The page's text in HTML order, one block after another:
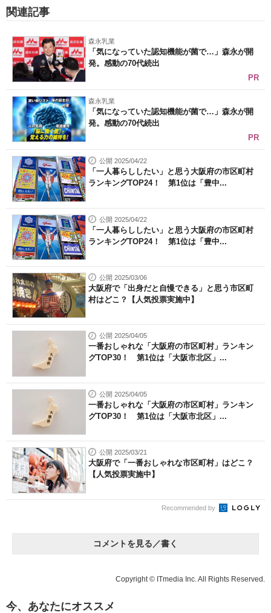
関連記事
森永乳業
「気になっていた認知機能が菌で…」森永が開
発。感動の70代続出
PR
森永乳業
「気になっていた認知機能が菌で…」森永が開
発。感動の70代続出
PR
公開 2025/04/22
「一人暮らししたい」と思う大阪府の市区町村
ランキングTOP24！ 第1位は「豊中...
公開 2025/04/22
「一人暮らししたい」と思う大阪府の市区町村
ランキングTOP24！ 第1位は「豊中...
公開 2025/03/06
大阪府で「出身だと自慢できる」と思う市区町
村はどこ？【人気投票実施中】
公開 2025/04/05
一番おしゃれな「大阪府の市区町村」ランキン
グTOP30！ 第1位は「大阪市北区」...
公開 2025/04/05
一番おしゃれな「大阪府の市区町村」ランキン
グTOP30！ 第1位は「大阪市北区」...
公開 2025/03/21
大阪府で「一番おしゃれな市区町村」はどこ？
【人気投票実施中】
Recommended by
コメントを見る／書く
Copyright © ITmedia Inc. All Rights Reserved.
今、あなたにオススメ